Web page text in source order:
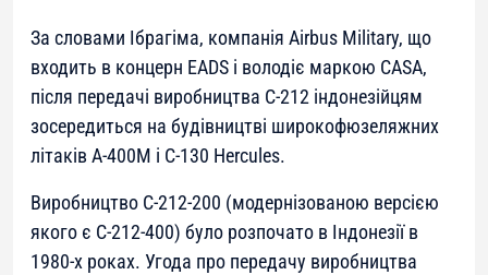
За словами Ібрагіма, компанія Airbus Military, що
входить в концерн EADS і володіє маркою CASA,
після передачі виробництва С-212 індонезійцям
зосередиться на будівництві широкофюзеляжних
літаків А-400М і С-130 Hercules.
Виробництво С-212-200 (модернізованою версією
якого є С-212-400) було розпочато в Індонезії в
1980-х роках. Угода про передачу виробництва